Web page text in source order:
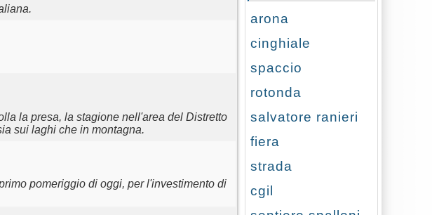
la presa, la stagione nell'area del Distretto
sui laghi che in montagna.
pomeriggio di oggi, per l'investimento di
arona
cinghiale
spaccio
rotonda
salvatore ranieri
fiera
strada
cgil